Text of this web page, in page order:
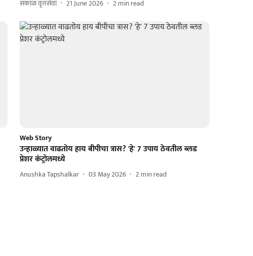
सकाळ वृत्तसेवा 21 June 2026 2min read
Web Story
उन्हाळ्यात वाढतोय हाय बीपीचा त्रास? 'हे' 7 उपाय ठेवतील ब्लड
प्रेशर कंट्रोलमध्ये
Anushka Tapshalkar 03 May 2026 2min read